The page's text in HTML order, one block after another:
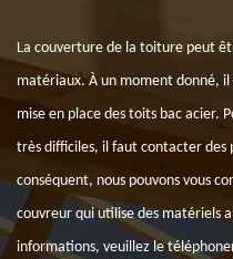
La couverture de la toiture peut
matériaux. À un moment donné,
mise en place des toits bac acier.
très difficiles, il faut contacter des
conséquent, nous pouvons vous
couvreur qui utilise des matériels
informations, veuillez le